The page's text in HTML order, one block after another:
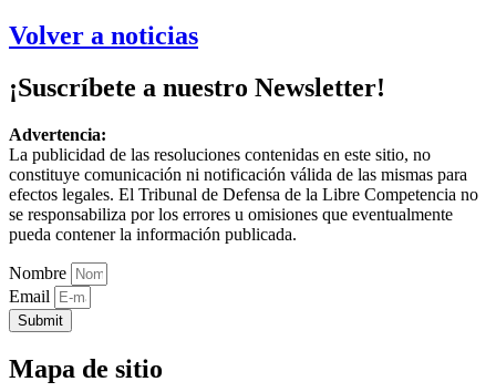
Volver a noticias
¡Suscríbete a nuestro Newsletter!
Advertencia:
La publicidad de las resoluciones contenidas en este sitio, no
constituye comunicación ni notificación válida de las mismas para
efectos legales. El Tribunal de Defensa de la Libre Competencia no
se responsabiliza por los errores u omisiones que eventualmente
pueda contener la información publicada.
Nombre
Email
Submit
Mapa de sitio